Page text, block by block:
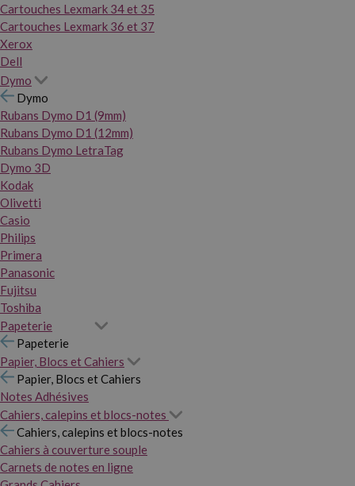
Cartouches Lexmark 34 et 35
Cartouches Lexmark 36 et 37
Xerox
Dell
Dymo
Dymo
Rubans Dymo D1 (9mm)
Rubans Dymo D1 (12mm)
Rubans Dymo LetraTag
Dymo 3D
Kodak
Olivetti
Casio
Philips
Primera
Panasonic
Fujitsu
Toshiba
Papeterie
Papeterie
Papier, Blocs et Cahiers
Papier, Blocs et Cahiers
Notes Adhésives
Cahiers, calepins et blocs-notes
Cahiers, calepins et blocs-notes
Cahiers à couverture souple
Carnets de notes en ligne